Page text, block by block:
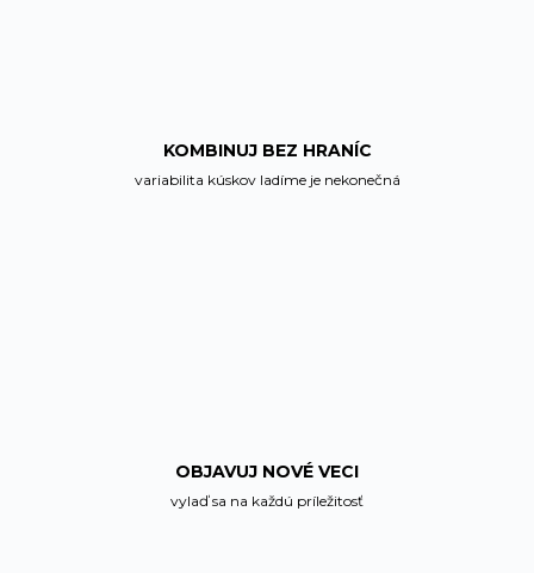
KOMBINUJ BEZ HRANÍC
variabilita kúskov ladíme je nekonečná
OBJAVUJ NOVÉ VECI
vylaď sa na každú príležitosť